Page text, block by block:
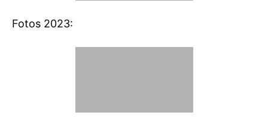
Fotos 2023: